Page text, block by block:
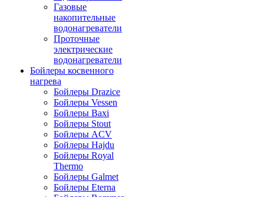
Газовые
накопительные
водонагреватели
Проточные
электрические
водонагреватели
Бойлеры косвенного
нагрева
Бойлеры Drazice
Бойлеры Vessen
Бойлеры Baxi
Бойлеры Stout
Бойлеры ACV
Бойлеры Hajdu
Бойлеры Royal
Thermo
Бойлеры Galmet
Бойлеры Eterna